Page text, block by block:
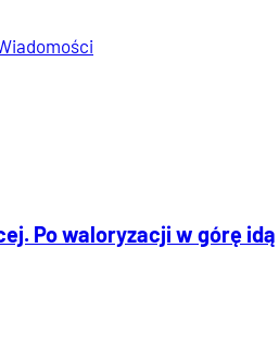
Po waloryzacji w górę idą